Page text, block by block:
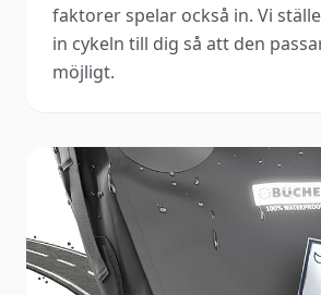
faktorer spelar också in. Vi
in cykeln till dig så att den